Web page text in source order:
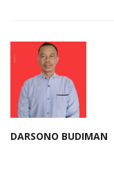
DARSONO BUDIMAN